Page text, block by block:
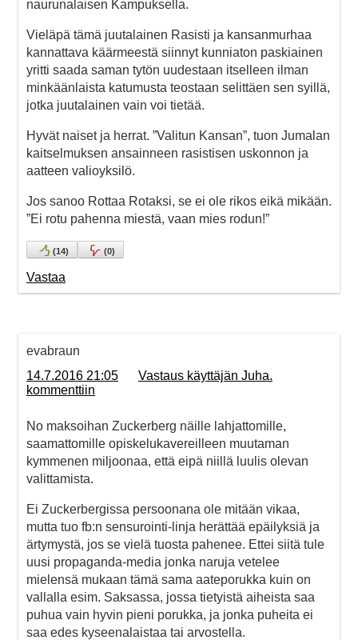
naurunalaisen Kampuksella.
Vieläpä tämä juutalainen Rasisti ja kansanmurhaa
kannattava käärmeestä siinnyt kunniaton paskiainen
yritti saada saman tytön uudestaan itselleen ilman
minkäänlaista katumusta teostaan selittäen sen syillä,
jotka juutalainen vain voi tietää.
Hyvät naiset ja herrat. ”Valitun Kansan”, tuon Jumalan
kaitselmuksen ansainneen rasistisen uskonnon ja
aatteen valioyksilö.
Jos sanoo Rottaa Rotaksi, se ei ole rikos eikä mikään.
”Ei rotu pahenna miestä, vaan mies rodun!”
(14) (0)
Vastaa
evabraun
14.7.2016 21:05
Vastaus käyttäjän Juha.
kommenttiin
No maksoihan Zuckerberg näille lahjattomille,
saamattomille opiskelukavereilleen muutaman
kymmenen miljoonaa, että eipä niillä luulis olevan
valittamista.
Ei Zuckerbergissa persoonana ole mitään vikaa,
mutta tuo fb:n sensurointi-linja herättää epäilyksiä ja
ärtymystä, jos se vielä tuosta pahenee. Ettei siitä tule
uusi propaganda-media jonka naruja vetelee
mielensä mukaan tämä sama aateporukka kuin on
vallalla esim. Saksassa, jossa tietyistä aiheista saa
puhua vain hyvin pieni porukka, ja jonka puheita ei
saa edes kyseenalaistaa tai arvostella.